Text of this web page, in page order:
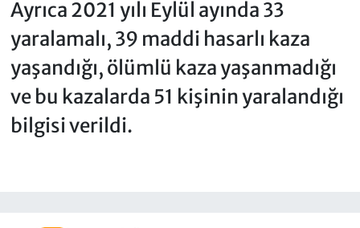
Ayrıca 2021 yılı Eylül ayında 33
yaralamalı, 39 maddi hasarlı kaza
yaşandığı, ölümlü kaza yaşanmadığı
ve bu kazalarda 51 kişinin yaralandığı
bilgisi verildi.